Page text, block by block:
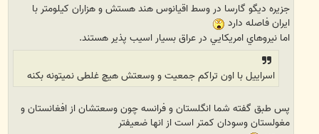
جزيره ديگو گارسا در وسط اقيانوس هند هستش و هزاران کيلومتر با
ايران فاصله دارد
اما نيروهاي امريکايي در عراق بسيار اسيب پذير هستند.
اسراییل با اون تراکم جمعیت و وسعتش هیچ غلطی نمیتونه بکنه
پس طبق گفته شما انگلستان و فرانسه چون وسعتشان از افغانستان و
مغولستان وسودان کمتر است از انها ضعيفتر